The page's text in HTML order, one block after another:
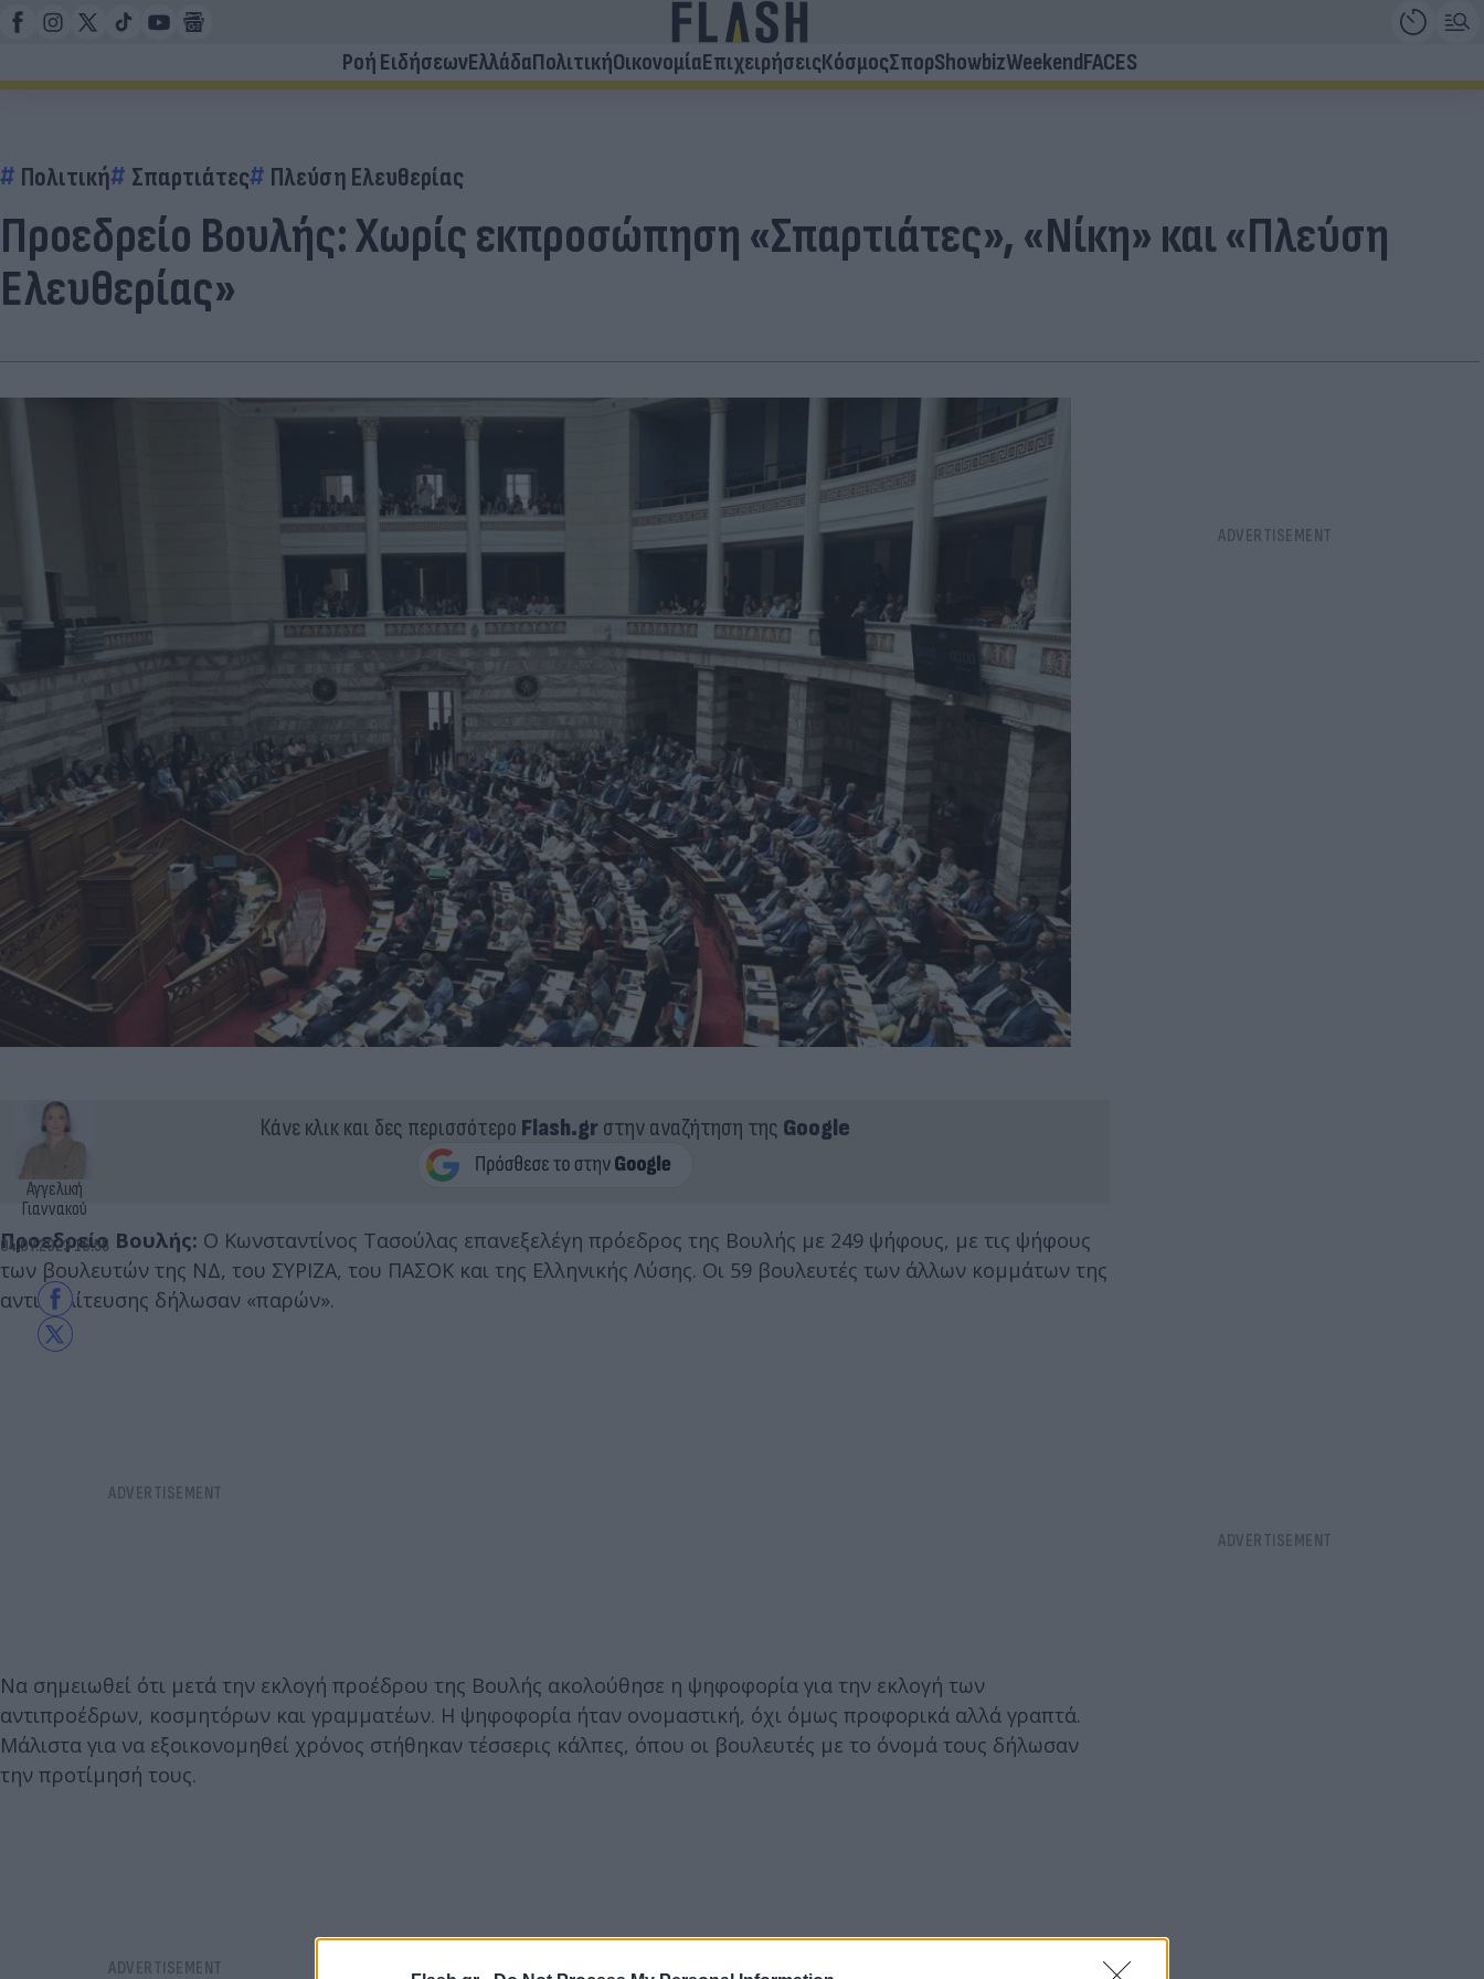
Ροή ΕιδήσεωνΕλλάδαΠολιτικήΟικονομίαΕπιχειρήσειςΚόσμοςΣπορShowbizWeekendFACES
Πολιτική Σπαρτιάτες Πλεύση Ελευθερίας
Προεδρείο Βουλής: Χωρίς εκπροσώπηση «Σπαρτιάτες», «Νίκη» και «Πλεύση
Ελευθερίας»
Αγγελική
Γιαννακού
04.07.2023 16:55
Κάνε κλικ και δες περισσότερο Flash.grστην αναζήτηση της Google
Προεδρείο Βουλής: Ο Κωνσταντίνος Τασούλας επανεξελέγη πρόεδρος της Βουλής με 249 ψήφους, με τις ψήφους
των βουλευτών της ΝΔ, του ΣΥΡΙΖΑ, του ΠΑΣΟΚ και της Ελληνικής Λύσης. Οι 59 βουλευτές των άλλων κομμάτων της
αντιπολίτευσης δήλωσαν «παρών».
Να σημειωθεί ότι μετά την εκλογή προέδρου της Βουλής ακολούθησε η ψηφοφορία για την εκλογή των
αντιπροέδρων, κοσμητόρων και γραμματέων. Η ψηφοφορία ήταν ονομαστική, όχι όμως προφορικά αλλά γραπτά.
Μάλιστα για να εξοικονομηθεί χρόνος στήθηκαν τέσσερις κάλπες, όπου οι βουλευτές με το όνομά τους δήλωσαν
την προτίμησή τους.